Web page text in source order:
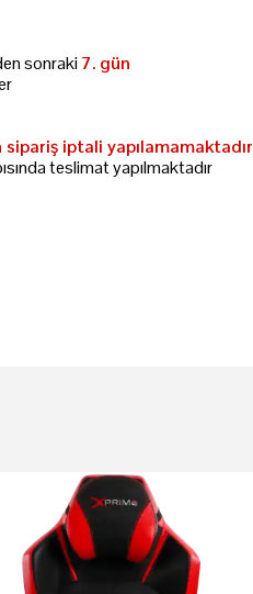
sonraki7. gün
sipariş iptali yapılamamaktadır
teslimat yapılmaktadır